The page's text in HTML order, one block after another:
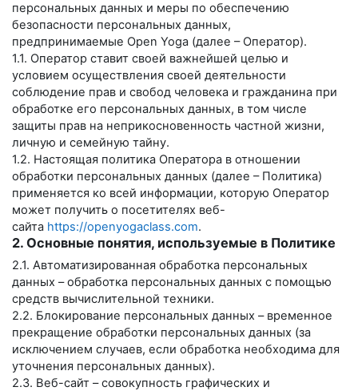
персональных данных и меры по обеспечению
безопасности персональных данных,
предпринимаемые Open Yoga (далее – Оператор).
1.1. Оператор ставит своей важнейшей целью и
условием осуществления своей деятельности
соблюдение прав и свобод человека и гражданина при
обработке его персональных данных, в том числе
защиты прав на неприкосновенность частной жизни,
личную и семейную тайну.
1.2. Настоящая политика Оператора в отношении
обработки персональных данных (далее – Политика)
применяется ко всей информации, которую Оператор
может получить о посетителях веб-
сайта https://openyogaclass.com.
2. Основные понятия, используемые в Политике
2.1. Автоматизированная обработка персональных
данных – обработка персональных данных с помощью
средств вычислительной техники.
2.2. Блокирование персональных данных – временное
прекращение обработки персональных данных (за
исключением случаев, если обработка необходима для
уточнения персональных данных).
2.3. Веб-сайт – совокупность графических и